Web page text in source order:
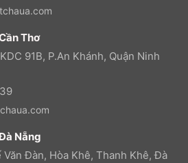
Thơ
91B, P.An Khánh, Quận Ninh
Nẵng
Đàn, Hòa Khê, Thanh Khê, Đà